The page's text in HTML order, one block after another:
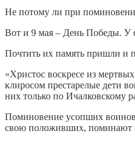
Не потому ли при
Вот и 9 мая – День Победы. У
Почтить их память пришли и
«Христос воскресе из
клиросом престарелые дети
них только по Ичалковскому
Поминовение усопших
свою положивших, поминают